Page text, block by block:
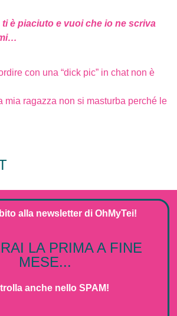
è piaciuto e vuoi che io ne scriva
con una “dick pic” in chat non è
mia ragazza non si masturba perché le
alla newsletterdi OhMyTei!
LA PRIMA A FINE
MESE...
anche nello SPAM!